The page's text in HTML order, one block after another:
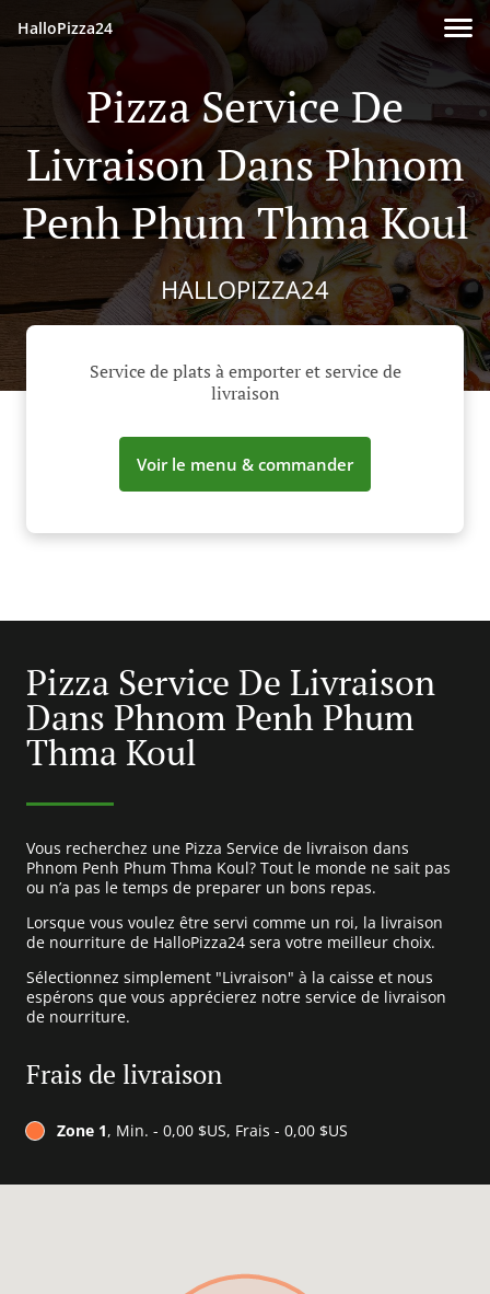
HalloPizza24
Pizza Service De
Livraison Dans Phnom
Penh Phum Thma Koul
HALLOPIZZA24
Service de plats à emporter et service de
livraison
Voir le menu & commander
Pizza Service De Livraison
Dans Phnom Penh Phum
Thma Koul
Vous recherchez une Pizza Service de livraison dans
Phnom Penh Phum Thma Koul? Tout le monde ne sait pas
ou n’a pas le temps de preparer un bons repas.
Lorsque vous voulez être servi comme un roi, la livraison
de nourriture de HalloPizza24 sera votre meilleur choix.
Sélectionnez simplement "Livraison" à la caisse et nous
espérons que vous apprécierez notre service de livraison
de nourriture.
Frais de livraison
Zone 1, Min. - 0,00 $US, Frais - 0,00 $US